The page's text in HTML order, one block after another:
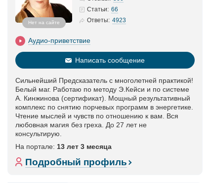
Нет на сайте
Статьи: 66
Ответы: 4923
Аудио-приветствие
Написать сообщение
Сильнейший Предсказатель с многолетней практикой!
Белый маг. Работаю по методу Э.Кейси и по системе
А. Кинжинова (сертификат). Мощный результативный
комплекс по снятию порчевых программ в энергетике.
Чтение мыслей и чувств по отношению к вам. Вся
любовная магия без греха. До 27 лет не
консультирую.
На портале: 13 лет 3 месяца
Подробный профиль